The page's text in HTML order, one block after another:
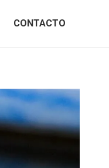
CONTACTO
CONTACTO